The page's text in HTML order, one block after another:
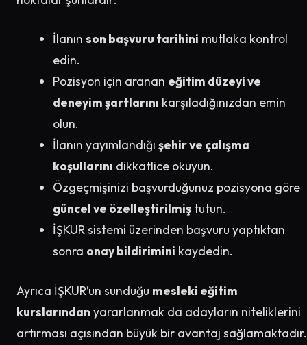
İlanın son başvuru tarihini mutlaka kontrol
edin.
Pozisyon için aranan eğitim düzeyi ve
deneyim şartlarını karşıladığınızdan emin
olun.
İlanın yayımlandığı şehir ve çalışma
koşullarını dikkatlice okuyun.
Özgeçmişinizi başvurduğunuz pozisyona göre
güncel ve özelleştirilmiştutun.
İŞKUR sistemi üzerinden başvuru yaptıktan
sonra onay bildirimini kaydedin.
Ayrıca İŞKUR’un sunduğu mesleki eğitim
kurslarından yararlanmak da adayların niteliklerini
artırması açısından büyük bir avantaj sağlamaktadır.